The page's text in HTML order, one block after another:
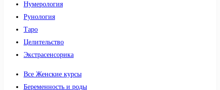
Нумерология
Рунология
Таро
Целительство
Экстрасенсорика
Все Женские курсы
Беременность и роды